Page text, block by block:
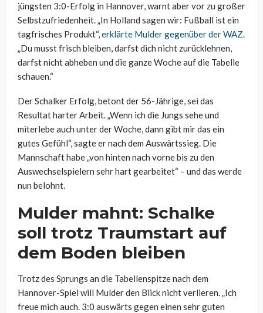
jüngsten 3:0-Erfolg in Hannover, warnt aber vor zu großer
Selbstzufriedenheit. „In Holland sagen wir: Fußball ist ein
tagfrisches Produkt“,erklärte Mulder gegenüber der WAZ.
„Du musst frisch bleiben, darfst dich nicht zurücklehnen,
darfst nicht abheben und die ganze Woche auf die Tabelle
schauen.“
Der Schalker Erfolg, betont der 56-Jährige, sei das
Resultat harter Arbeit. „Wenn ich die Jungs sehe und
miterlebe auch unter der Woche, dann gibt mir das ein
gutes Gefühl“, sagte er nach dem Auswärtssieg. Die
Mannschaft habe „von hinten nach vorne bis zu den
Auswechselspielern sehr hart gearbeitet“ – und das werde
nun belohnt.
Mulder mahnt: Schalke
soll trotz Traumstart auf
dem Boden bleiben
Trotz des Sprungs an die Tabellenspitze nach dem
Hannover-Spiel will Mulder den Blick nicht verlieren. „Ich
freue mich auch. 3:0 auswärts gegen einen sehr guten